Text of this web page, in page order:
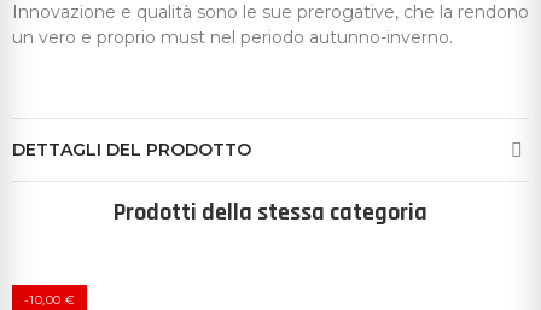
Innovazione e qualità sono le sue prerogative, che la rendono
un vero e proprio must nel periodo autunno-inverno.
DETTAGLI DEL PRODOTTO
Prodotti della stessa categoria
-10,00 €